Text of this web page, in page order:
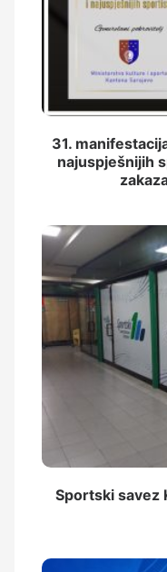
31.
najuspješnijih
Sportski savez